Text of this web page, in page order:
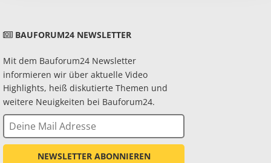
BAUFORUM24 NEWSLETTER
Mit dem Bauforum24 Newsletter
informieren wir über aktuelle Video
Highlights, heiß diskutierte Themen und
weitere Neuigkeiten bei Bauforum24.
NEWSLETTER ABONNIEREN